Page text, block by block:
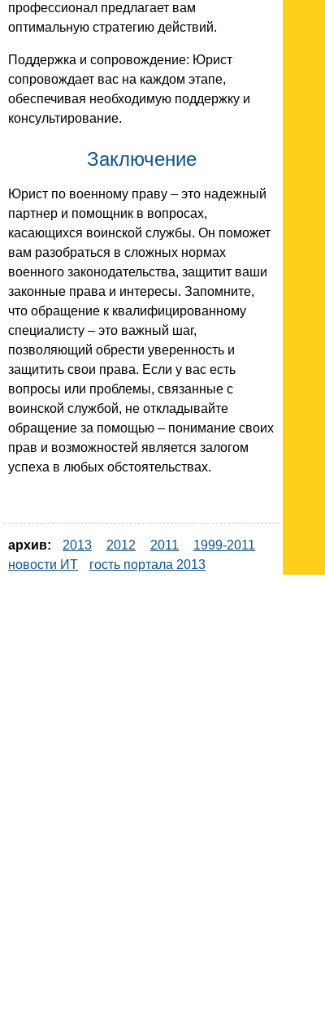
профессионал предлагает вам
оптимальную стратегию действий.
Поддержка и сопровождение: Юрист
сопровождает вас на каждом этапе,
обеспечивая необходимую поддержку и
консультирование.
Заключение
Юрист по военному праву – это надежный
партнер и помощник в вопросах,
касающихся воинской службы. Он поможет
вам разобраться в сложных нормах
военного законодательства, защитит ваши
законные права и интересы. Запомните,
что обращение к квалифицированному
специалисту – это важный шаг,
позволяющий обрести уверенность и
защитить свои права. Если у вас есть
вопросы или проблемы, связанные с
воинской службой, не откладывайте
обращение за помощью – понимание своих
прав и возможностей является залогом
успеха в любых обстоятельствах.
архив: 2013 2012 2011
1999-2011
новости ИТ
гость портала 2013